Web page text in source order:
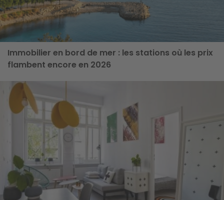
Immobilier en bord de mer : les stations où les prix
flambent encore en 2026